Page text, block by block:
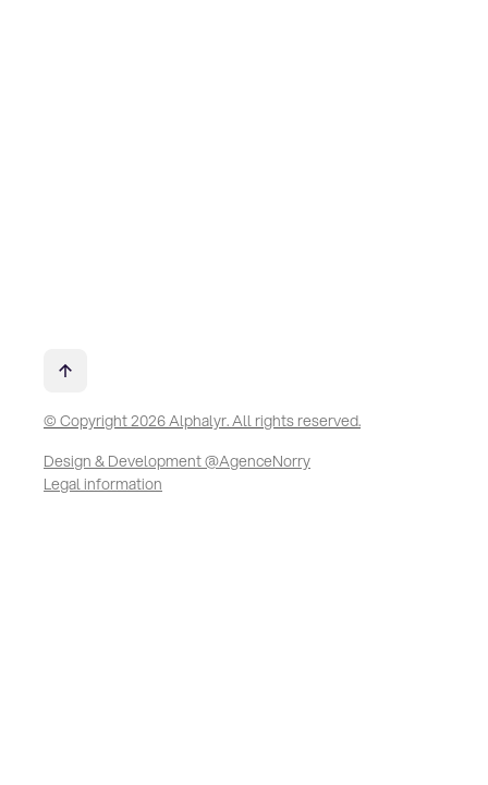
© Copyright 2026 Alphalyr. All rights reserved.
Design & Development @AgenceNorry
Legal information